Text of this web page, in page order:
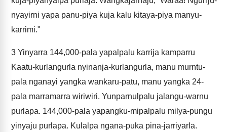
nyayirni yapa panu-piya kuja kalu kitaya-piya manyu-
karrimi."
3 Yinyarra 144,000-pala yapalpalu karrija kamparru
Kaatu-kurlangurla nyinanja-kurlangurla, manu murntu-
pala nganayi yangka wankaru-patu, manu yangka 24-
pala marramarra wiriwiri. Yunparnulpalu jalangu-warnu
purlapa. 144,000-pala yapangku-mipalpalu milya-pungu
yinyaju purlapa. Kulalpa ngana-puka pina-jarriyarla.